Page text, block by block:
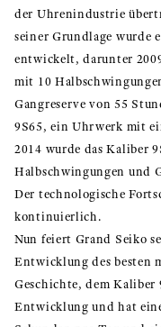
der Uhrenindustrie
seiner Grundlage wurde
entwickelt, darunter
mit 10
Gangreserve von 55
9S65, ein Uhrwerk mit
2014 wurde das Kaliber
Halbschwingungen und
Der technologische
kontinuierlich.
Nun feiert Grand Seiko
Entwicklung des besten
Geschichte, dem Kaliber
Entwicklung und hat